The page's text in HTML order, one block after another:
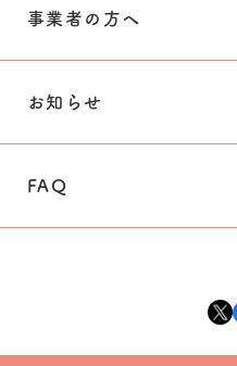
事業者の方へ
お知らせ
FAQ